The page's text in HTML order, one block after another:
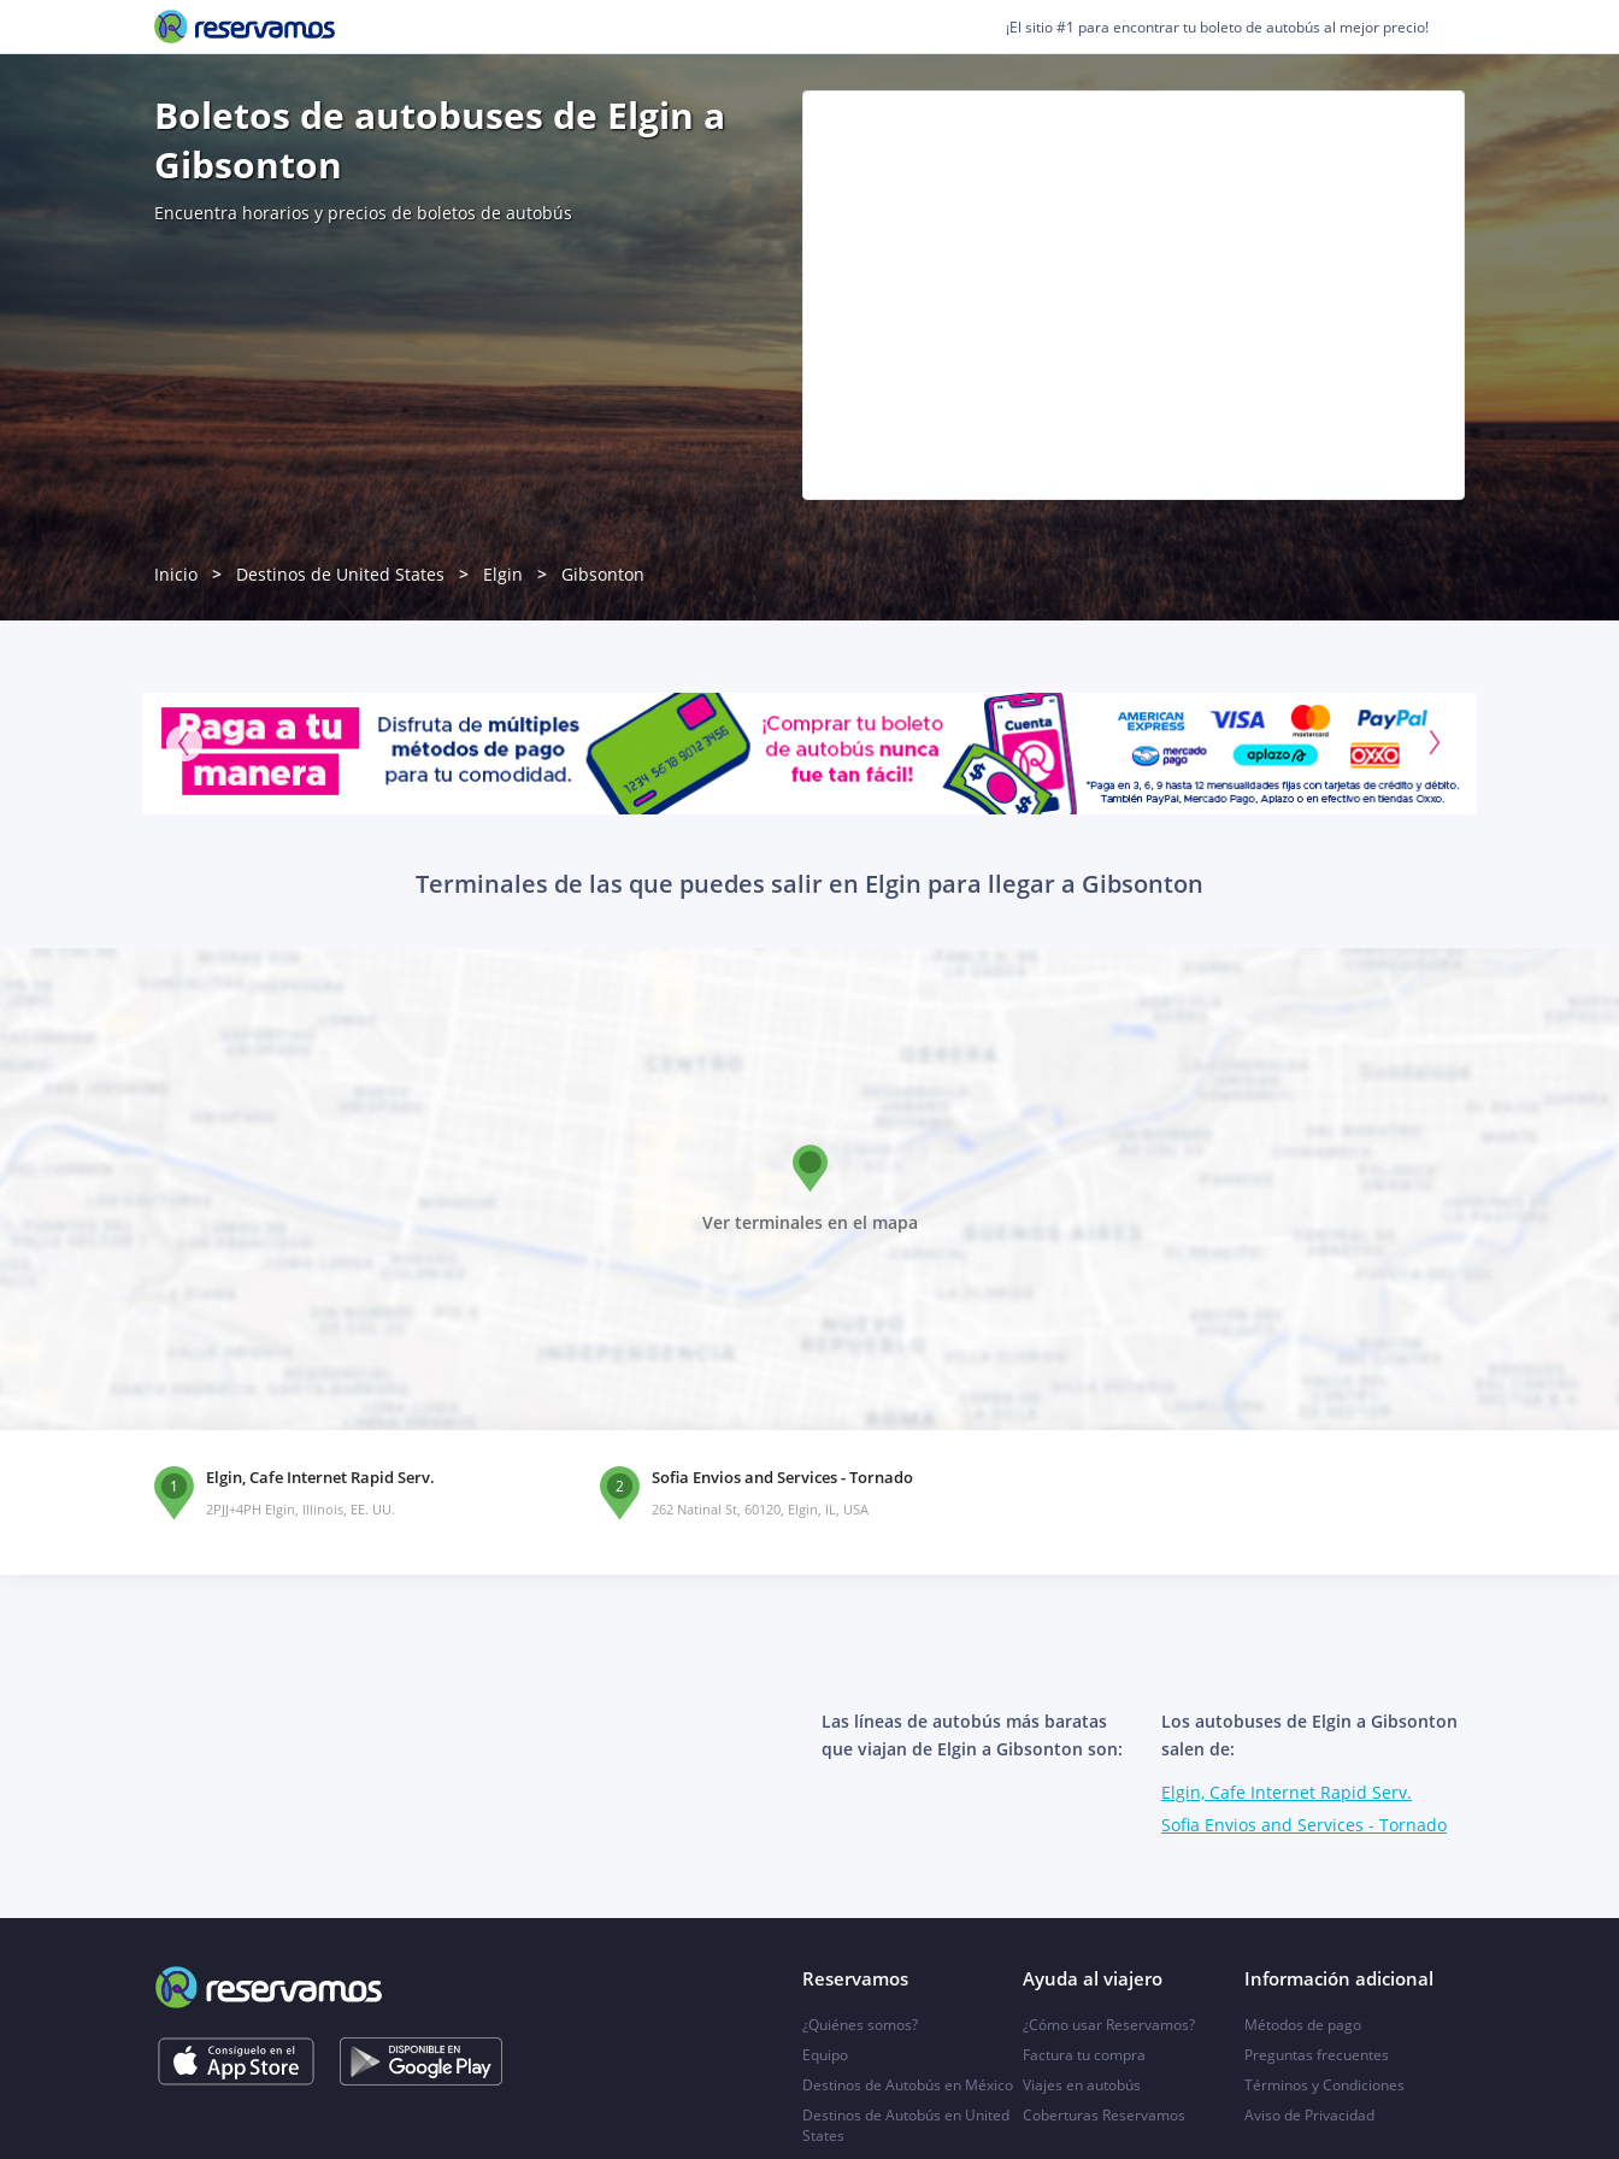
¡El sitio #1 para encontrar tu boleto de autobús al mejor precio!
Boletos de autobuses de Elgin a
Gibsonton
Encuentra horarios y precios de boletos de autobús
Inicio Destinos de United States Elgin Gibsonton
Terminales de las que puedes salir en Elgin para llegar a Gibsonton
Ver terminales en el mapa
1 Elgin, Cafe Internet Rapid Serv.
2PJJ+4PH Elgin, Illinois, EE. UU.
2 Sofia Envios and Services - Tornado
262 Natinal St, 60120, Elgin, IL, USA
Las líneas de autobús más baratas
que viajan de Elgin a Gibsonton son:
Los autobuses de Elgin a Gibsonton
salen de:
Elgin, Cafe Internet Rapid Serv.
Sofia Envios and Services - Tornado
Reservamos
¿Quiénes somos?
Equipo
Destinos de Autobús en México
Destinos de Autobús en United
States
Ayuda al viajero
¿Cómo usar Reservamos?
Factura tu compra
Viajes en autobús
Coberturas Reservamos
Información adicional
Métodos de pago
Preguntas frecuentes
Términos y Condiciones
Aviso de Privacidad